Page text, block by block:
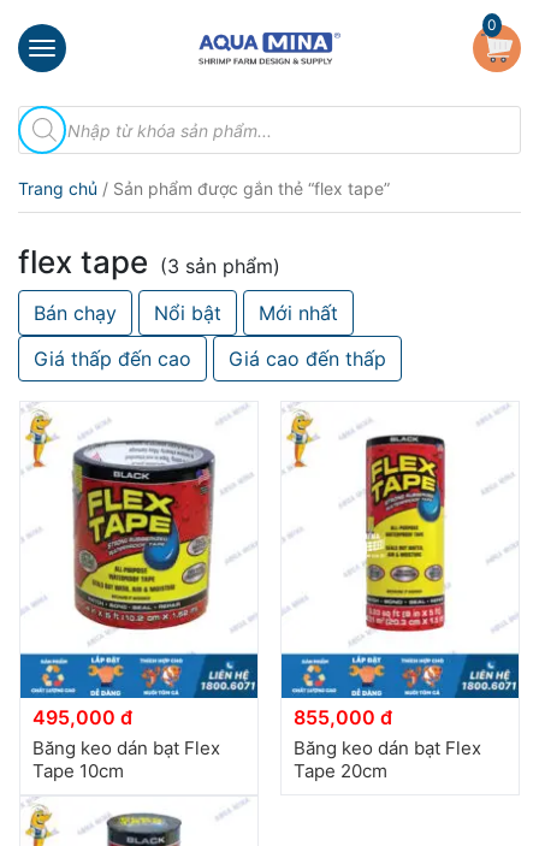
×
chủ
thiệu
phẩm
Đầu
Phun
Bọt
Khí
Ventek
lắp
Quy
Blog
chia
sẻ
Liên
hệ
0
Tìm
kiếm
sản
Trang chủ / Sản phẩm được gắn thẻ “flex tape”
flex tape (3 sản phẩm)
Bán chạy
Nổi bật
Mới nhất
Giá thấp đến cao
Giá cao đến thấp
495,000 đ
Băng keo dán bạt Flex
Tape 10cm
855,000 đ
Băng keo dán bạt Flex
Tape 20cm